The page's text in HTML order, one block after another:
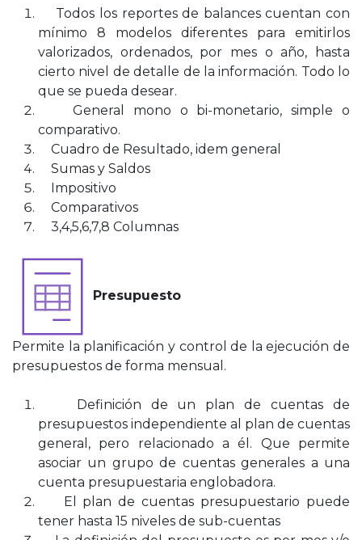
Todos los reportes de balances cuentan con
mínimo 8 modelos diferentes para emitirlos
valorizados, ordenados, por mes o año, hasta
cierto nivel de detalle de la información. Todo lo
que se pueda desear.
General mono o bi-monetario, simple o
comparativo.
Cuadro de Resultado, idem general
Sumas y Saldos
Impositivo
Comparativos
3,4,5,6,7,8 Columnas
Presupuesto
Permite la planificación y control de la ejecución de
presupuestos de forma mensual.
Definición de un plan de cuentas de
presupuestos independiente al plan de cuentas
general, pero relacionado a él. Que permite
asociar un grupo de cuentas generales a una
cuenta presupuestaria englobadora.
El plan de cuentas presupuestario puede
tener hasta 15 niveles de sub-cuentas